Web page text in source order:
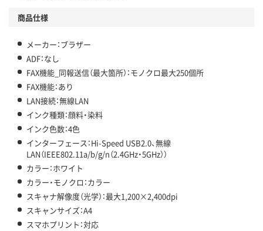
商品仕様
メーカー：ブラザー
ADF：なし
FAX機能_同報送信（最大箇所）：モノクロ最大250個所
FAX機能：あり
LAN接続：無線LAN
インク種類：顔料・染料
インク色数：4色
インターフェース：Hi-Speed USB2.0、無線
LAN（IEEE802.11a/b/g/n（2.4GHz・5GHz））
カラー：ホワイト
カラー・モノクロ：カラー
スキャナ解像度（光学）：最大1,200×2,400dpi
スキャンサイズ：A4
スマホプリント：対応